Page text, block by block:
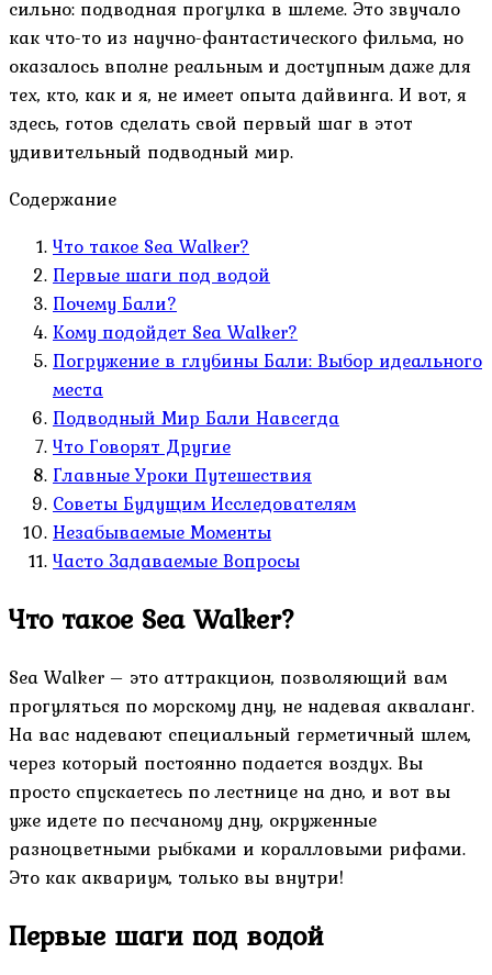
сильно: подводная прогулка в шлеме. Это звучало
как что-то из научно-фантастического фильма, но
оказалось вполне реальным и доступным даже для
тех, кто, как и я, не имеет опыта дайвинга. И вот, я
здесь, готов сделать свой первый шаг в этот
удивительный подводный мир.
Содержание
Что такое Sea Walker?
Первые шаги под водой
Почему Бали?
Кому подойдет Sea Walker?
Погружение в глубины Бали: Выбор идеального
места
Подводный Мир Бали Навсегда
Что Говорят Другие
Главные Уроки Путешествия
Советы Будущим Исследователям
Незабываемые Моменты
Часто Задаваемые Вопросы
Что такое Sea Walker?
Sea Walker – это аттракцион, позволяющий вам
прогуляться по морскому дну, не надевая акваланг.
На вас надевают специальный герметичный шлем,
через который постоянно подается воздух. Вы
просто спускаетесь по лестнице на дно, и вот вы
уже идете по песчаному дну, окруженные
разноцветными рыбками и коралловыми рифами.
Это как аквариум, только вы внутри!
Первые шаги под водой